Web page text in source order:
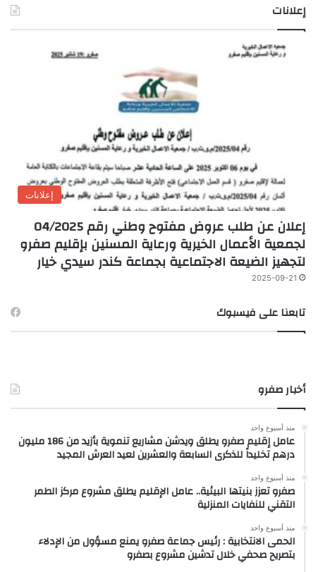
إعلانات
إعلانات
إعلان عن طلب عروض مفتوح وطني رقم 04/2025
لجمعية الأعمال الخيرية ورعاية المسنين بإقليم صفرو
لتجهيز الضيعة الاجتماعية بجماعة كندر سيدي خيار
2025-09-21
تابعنا على فيسبوك
أخبار صفرو
منذ أسبوع واحد
عامل إقليم صفرو يطلق ويدشن مشاريع تنموية بأزيد من 186 مليون
درهم تخليداً للذكرى السابعة والعشرين لعيد العرش المجيد
منذ أسبوع واحد
صفرو تعزز بنيتها البيئية.. عامل الإقليم يطلق مشروع مركز الطمر
التقني للنفايات المنزلية
منذ أسبوع واحد
الحمى الانتخابية : رئيس جماعة صفرو يمنع مسؤول من الإدلاء
بتصريح صحفي خلال تدشين مشروع بصفرو